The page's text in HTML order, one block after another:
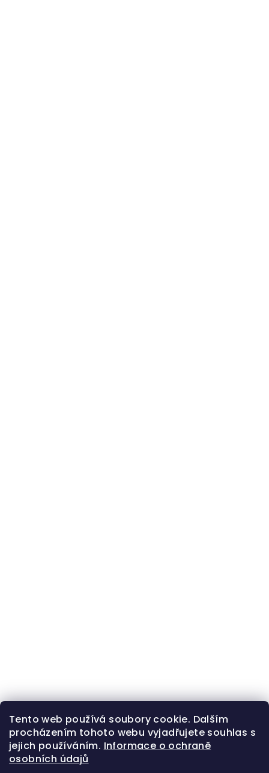
Tento web používá soubory cookie. Dalším
procházením tohoto webu vyjadřujete souhlas s
jejich používáním. Informace o ochraně
osobních údajů